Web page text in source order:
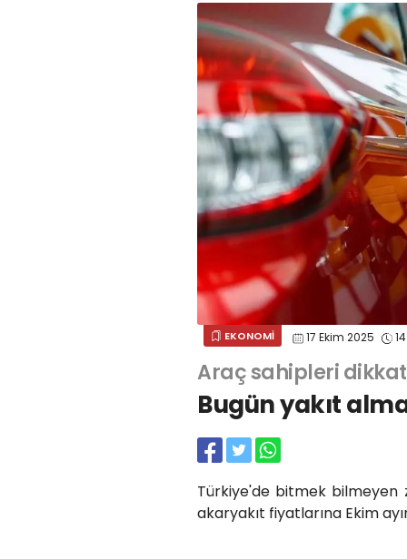
EKONOMİ 17 Ekim 2025
Araç sahipleri
Bugün yakıt
Türkiye'de bitmek
akaryakıt fiyatlarına Ekim